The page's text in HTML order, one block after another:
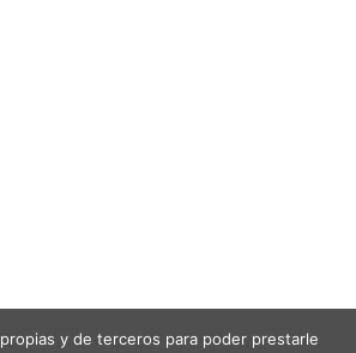
y de terceros para poder prestarle